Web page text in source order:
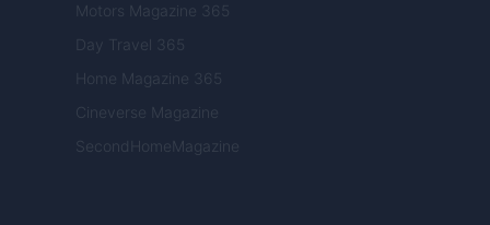
Motors Magazine 365
Day Travel 365
Home Magazine 365
Cineverse Magazine
SecondHomeMagazine